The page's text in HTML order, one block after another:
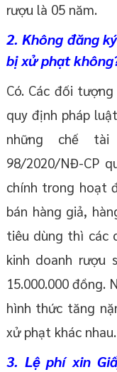
rượu là 05 năm.
2. Không đăng
bị xử phạt
Có. Các đối
quy định pháp
những chế
98/2020/NĐ-CP
chính trong hoạt
bán hàng giả,
tiêu dùng thì các
kinh doanh rượu
15.000.000 đồng.
hình thức tăng
xử phạt khác nhau.
3. Lệ phí xin